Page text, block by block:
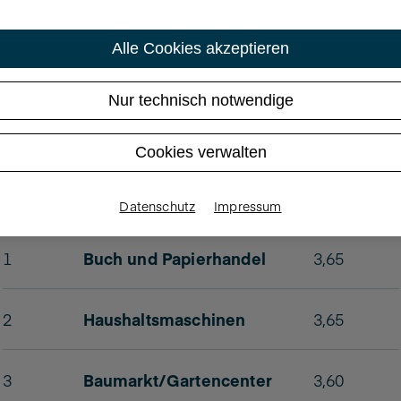
mit Bestnoten bei
Branche
1 Buch und Papierhandel 3,65
2 Haushaltsmaschinen 3,65
3 Baumarkt/Gartencenter 3,60
Alle Cookies akzeptieren
Nur technisch notwendige
Cookies verwalten
Datenschutz Impressum